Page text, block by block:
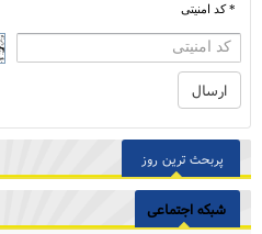
* کد امنیتی
پربحث ترین روز
شبکه اجتماعی